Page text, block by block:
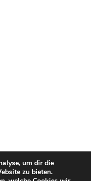
um dir die
zu bieten.